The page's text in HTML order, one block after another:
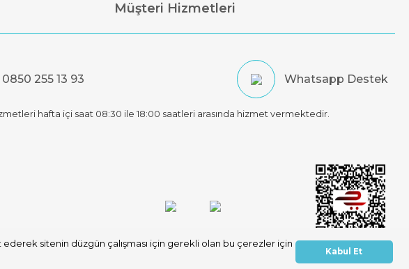
sitenin düzgün çalışması için gerekli olan bu çerezler için
Kabul Et
Müşteri Hizmetleri
0850 255 13 93 Whatsapp Destek
hafta içi saat 08:30 ile 18:00 saatleri arasında hizmet vermektedir.